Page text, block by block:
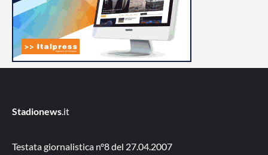
Stadionews.it
Testata giornalistica n°8 del 27.04.2007